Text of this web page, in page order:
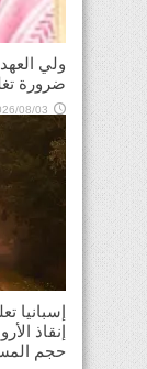
ولي
ضرورة
08/03
إسبانيا
إنقاذ
حجم